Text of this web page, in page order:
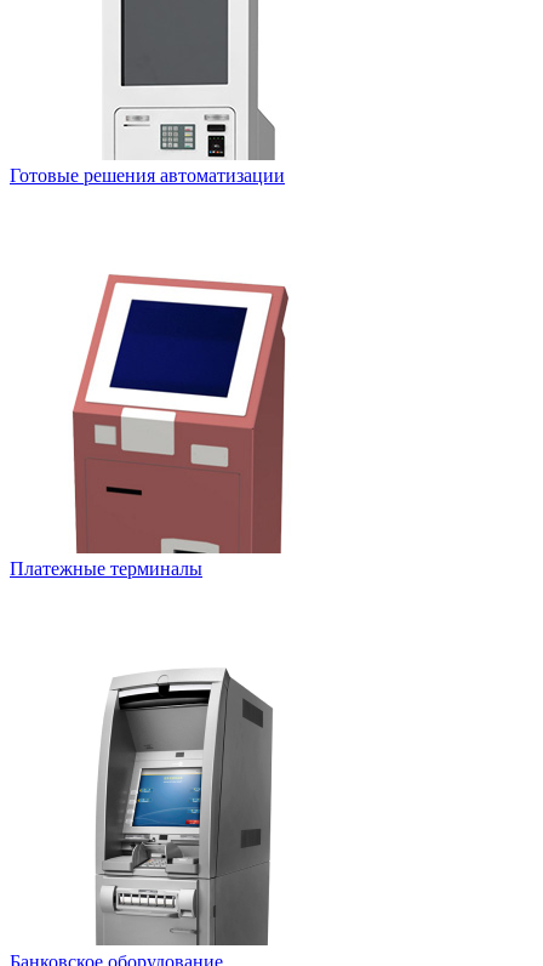
Готовые решения автоматизации
Платежные терминалы
Банковское оборудование